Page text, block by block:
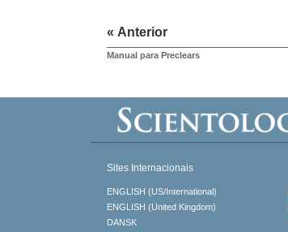
« Anterior
Manual para Preclears
Sites Internacionais
ENGLISH (US/International)
ENGLISH (United Kingdom)
DANSK